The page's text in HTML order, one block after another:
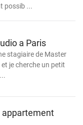
possib ...
a Paris
stagiaire de Master
je cherche un petit
appartement